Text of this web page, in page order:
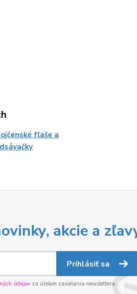
fľaše a
akcie a
Prihlásiť sa
údajovza účelom zasielania newslettera.